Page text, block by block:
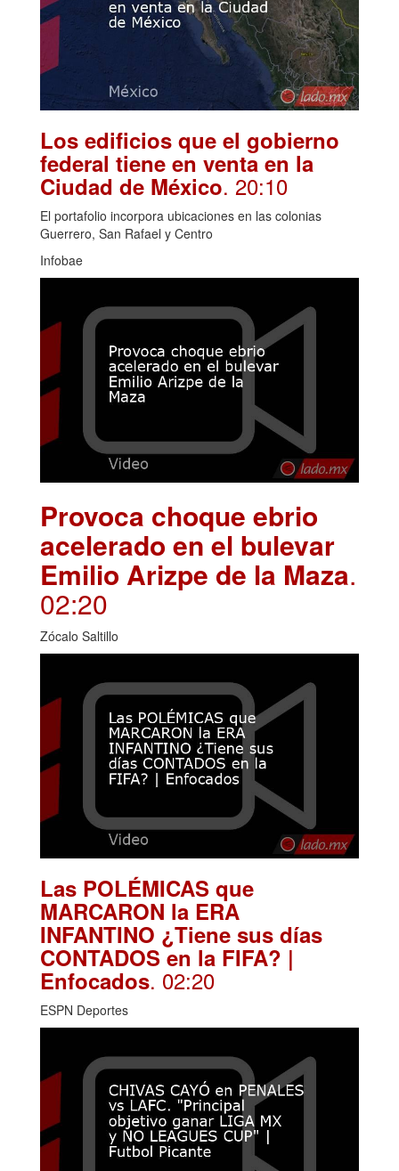
Los edificios que el gobierno
federal tiene en venta en la
Ciudad de México. 20:10
El portafolio incorpora ubicaciones en las colonias
Guerrero, San Rafael y Centro
Infobae
Provoca choque ebrio
acelerado en el bulevar
Emilio Arizpe de la Maza.
02:20
Zócalo Saltillo
Las POLÉMICAS que
MARCARON la ERA
INFANTINO ¿Tiene sus días
CONTADOS en la FIFA? |
Enfocados. 02:20
ESPN Deportes